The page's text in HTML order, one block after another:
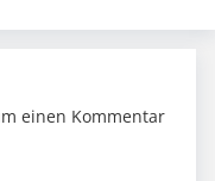
einen Kommentar